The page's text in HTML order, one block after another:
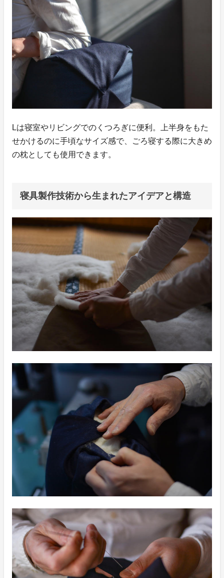
Lは寝室やリビングでのくつろぎに便利。上半身をもた
せかけるのに手頃なサイズ感で、ごろ寝する際に大きめ
の枕としても使用できます。
寝具製作技術から生まれたアイデアと構造